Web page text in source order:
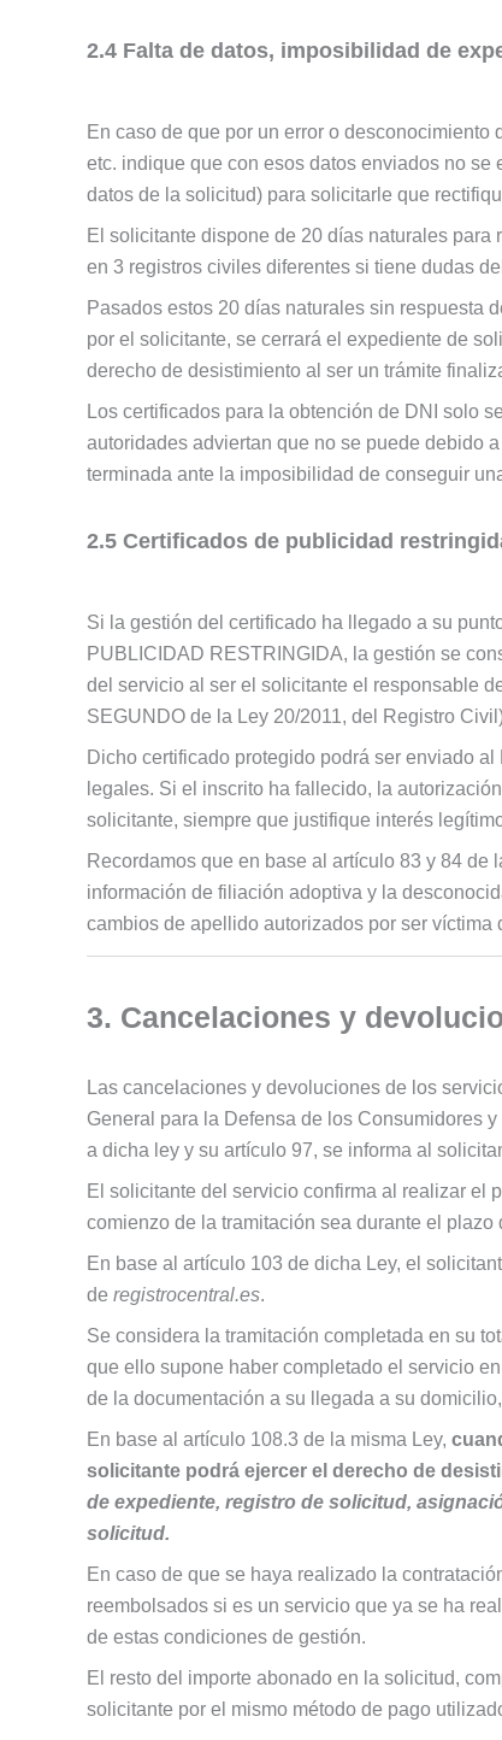
2.4 Falta de datos, imposibilidad de
En caso de que por un error o
etc. indique que con esos datos enviados no
datos de la solicitud) para solicitarle que
El solicitante dispone de 20 días naturales
en 3 registros civiles diferentes si tiene dudas
Pasados estos 20 días naturales sin respuesta
por el solicitante, se cerrará el expediente de
derecho de desistimiento al ser un trámite
Los certificados para la obtención de DNI solo
autoridades adviertan que no se puede debido
terminada ante la imposibilidad de conseguir
2.5 Certificados de publicidad
Si la gestión del certificado ha llegado a su
PUBLICIDAD RESTRINGIDA, la gestión se
del servicio al ser el solicitante el responsable
SEGUNDO de la Ley 20/2011, del Registro
Dicho certificado protegido podrá ser enviado
legales. Si el inscrito ha fallecido, la
solicitante, siempre que justifique interés
Recordamos que en base al artículo 83 y 84
información de filiación adoptiva y la
cambios de apellido autorizados por ser
3. Cancelaciones y
Las cancelaciones y devoluciones de los
General para la Defensa de los Consumidores
a dicha ley y su artículo 97, se informa al
El solicitante del servicio confirma al realizar el
comienzo de la tramitación sea durante el
En base al artículo 103 de dicha Ley, el
de registrocentral.es.
Se considera la tramitación completada en su
que ello supone haber completado el servicio
de la documentación a su llegada a su
En base al artículo 108.3 de la misma Ley,
solicitante podrá ejercer el derecho de
de expediente, registro de solicitud,
solicitud.
En caso de que se haya realizado la
reembolsados si es un servicio que ya se ha
de estas condiciones de gestión.
El resto del importe abonado en la solicitud,
solicitante por el mismo método de pago